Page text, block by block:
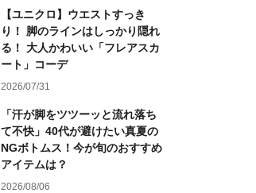
【ユニクロ】ウエストすっき
り！ 脚のラインはしっかり隠れ
る！ 大人かわいい「フレアスカ
ート」コーデ
2026/07/31
「汗が脚をツツーッと流れ落ち
て不快」40代が避けたい真夏の
NGボトムス！今が旬のおすすめ
アイテムは？
2026/08/06